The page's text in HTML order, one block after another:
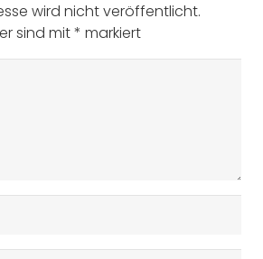
wird nicht veröffentlicht.
sind mit* markiert